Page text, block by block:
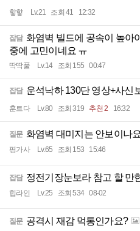
햫햫 Lv.21 조회 41 12:32
잡담 화염벽 빌드에 공속이 높아
중에 고민이네요 ㅠ
딱딱풀 Lv.14 조회 155 00:47
잡담 운석낙하 130단 영상+사신
훈트다 Lv.80 조회 319 추천 2 16:32
질문 화염벽 대미지는 안보이나
평가사 Lv.65 조회 153 15:46
잡담 정전기장눈보라 참고 할 만
힙라인 Lv.25 조회 534 08-02
질문 공격시 재감 먹통인가요?